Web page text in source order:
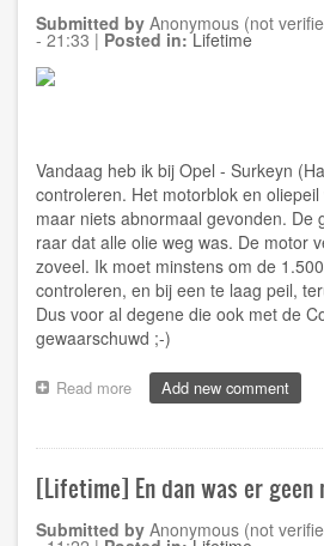
Submitted by Anonymous (not
- 21:33 | Posted in:Lifetime
Vandaag heb ik bij Opel - Surkeyn
controleren. Het motorblok en
maar niets abnormaal gevonden. De
raar dat alle olie weg was. De motor
zoveel. Ik moet minstens om de
controleren, en bij een te laag peil,
Dus voor al degene die ook met de
gewaarschuwd ;-)
Read more about
[Lifetime]
Corsa
Add new comment
[Lifetime] En dan was er geen
Submitted by Anonymous (not